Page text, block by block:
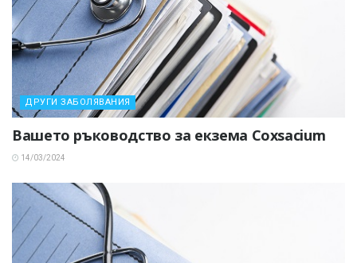
ДРУГИ ЗАБОЛЯВАНИЯ
Вашето ръководство за екзема Coxsacium
14/03/2024